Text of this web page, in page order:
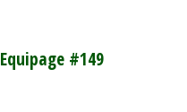
Equipage #149